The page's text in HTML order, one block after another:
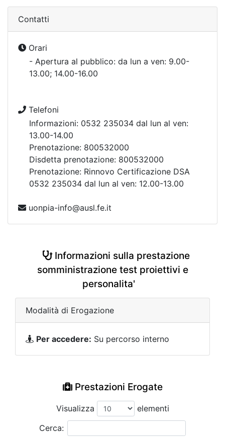
Contatti
Orari
- Apertura al pubblico: da lun a ven: 9.00-
13.00; 14.00-16.00
Telefoni
Informazioni: 0532 235034 dal lun al ven:
13.00-14.00
Prenotazione: 800532000
Disdetta prenotazione: 800532000
Prenotazione: Rinnovo Certificazione DSA
0532 235034 dal lun al ven: 12.00-13.00
uonpia-info@ausl.fe.it
Informazioni sulla prestazione
somministrazione test proiettivi e
personalita'
Modalità di Erogazione
Per accedere: Su percorso interno
Prestazioni Erogate
Visualizza
elementi
Cerca: